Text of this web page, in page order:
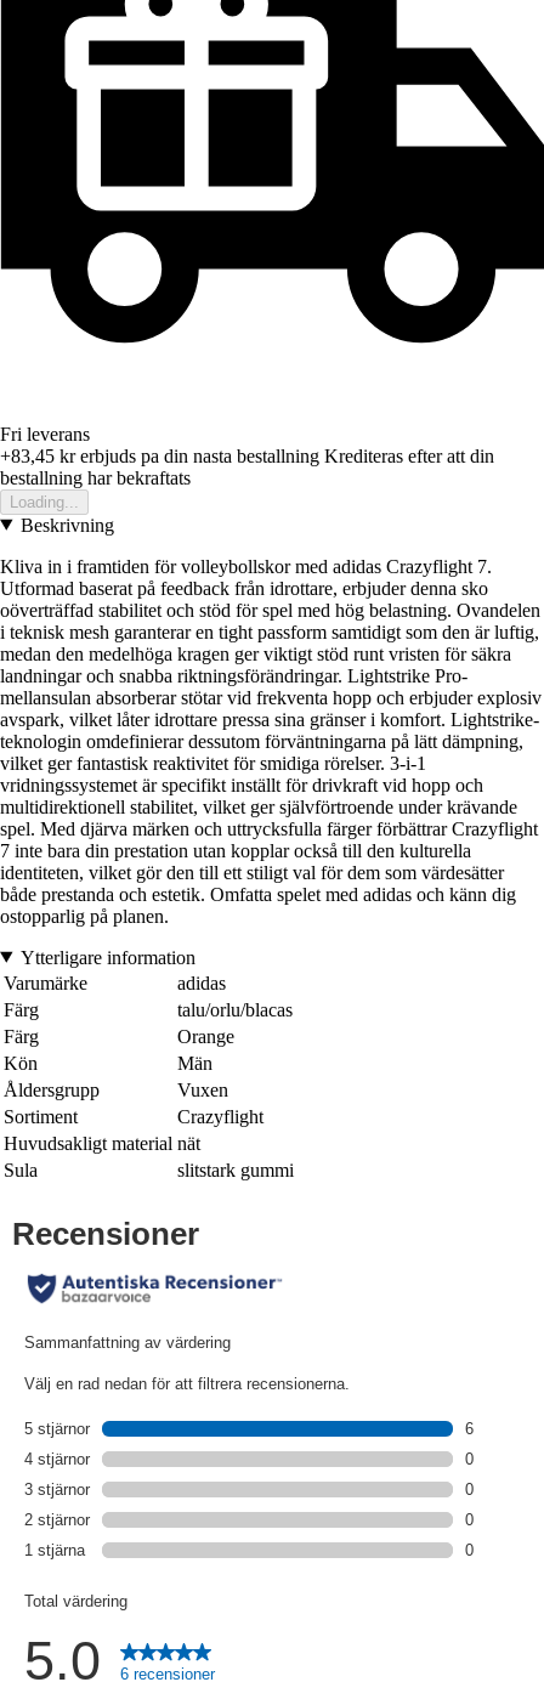
Fri leverans
+83,45 krerbjuds pa din nasta bestallning Krediteras efter att din
bestallning har bekraftats
Loading...
Beskrivning
Kliva in i framtiden för volleybollskor med adidas Crazyflight 7.
Utformad baserat på feedback från idrottare, erbjuder denna sko
oöverträffad stabilitet och stöd för spel med hög belastning. Ovandelen
i teknisk mesh garanterar en tight passform samtidigt som den är luftig,
medan den medelhöga kragen ger viktigt stöd runt vristen för säkra
landningar och snabba riktningsförändringar. Lightstrike Pro-
mellansulan absorberar stötar vid frekventa hopp och erbjuder explosiv
avspark, vilket låter idrottare pressa sina gränser i komfort. Lightstrike-
teknologin omdefinierar dessutom förväntningarna på lätt dämpning,
vilket ger fantastisk reaktivitet för smidiga rörelser. 3-i-1
vridningssystemet är specifikt inställt för drivkraft vid hopp och
multidirektionell stabilitet, vilket ger självförtroende under krävande
spel. Med djärva märken och uttrycksfulla färger förbättrar Crazyflight
7 inte bara din prestation utan kopplar också till den kulturella
identiteten, vilket gör den till ett stiligt val för dem som värdesätter
både prestanda och estetik. Omfatta spelet med adidas och känn dig
ostopparlig på planen.
Ytterligare information
Varumärke
adidas
Färg
talu/orlu/blacas
Färg
Orange
Kön
Män
Åldersgrupp
Vuxen
Sortiment
Crazyflight
Huvudsakligt material nät
Sula
slitstark gummi